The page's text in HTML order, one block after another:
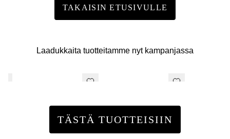
TAKAISIN ETUSIVULLE
Laadukkaita tuotteitamme nyt kampanjassa
TÄSTÄ TUOTTEISIIN